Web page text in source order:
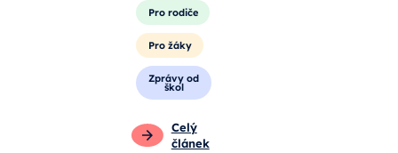
Pro rodiče
Pro žáky
Zprávy od
škol
Celý
článek